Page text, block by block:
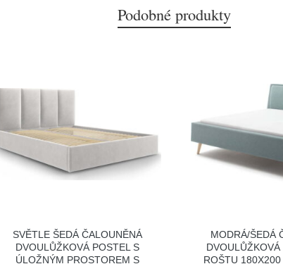
Podobné produkty
SVĚTLE ŠEDÁ ČALOUNĚNÁ
DVOULŮŽKOVÁ POSTEL S
ÚLOŽNÝM PROSTOREM S
MODRÁ/ŠEDÁ
ROŠTU